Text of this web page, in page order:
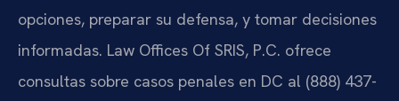
opciones, preparar su defensa, y tomar decisiones
informadas. Law Offices Of SRIS, P.C. ofrece
consultas sobre casos penales en DC al (888) 437-